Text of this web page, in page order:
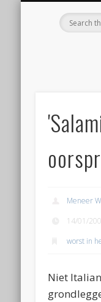
Meneer
14/01/
worst in
Niet